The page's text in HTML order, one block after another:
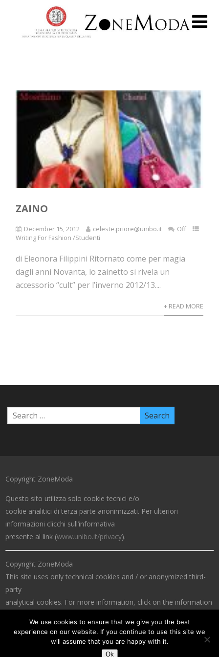
ZAINO
December 15, 2012 celeste.priore@unibo.it
Off
Writing For Fashion /Studenti
di Eleonora Filippini Ritornato come per magia
dagli anni Novanta, lo zainetto si rivela un
accessorio “cult” per l’inverno 2012/13....
+ READ MORE
Copyright ZoneModa
Questo sito utilizza solo cookie tecnici e/o
cookie analitici di terza parte anonimizzati. Per ulteriori
informazioni clicchi sull’informativa
presente al link (www.unibo.it/privacy).
Copyright ZoneModa
This site uses only technical cookies and / or anonymized third-
party
analytical cookies. For more information, click on the information
We use cookies to ensure that we give you the best
experience on our website. If you continue to use this site we
will assume that you are happy with it.
Ok